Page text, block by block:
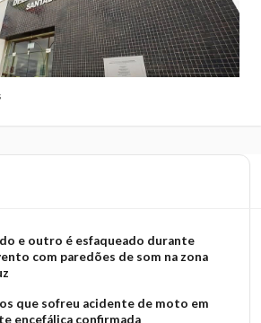
e outro é esfaqueado durante
com paredões de som na zona
que sofreu acidente de moto em
encefálica confirmada